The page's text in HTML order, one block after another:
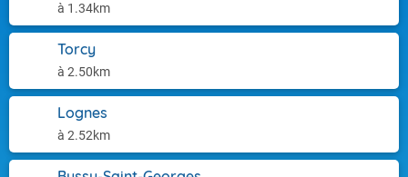
à 1.34km
Torcy
à 2.50km
Lognes
à 2.52km